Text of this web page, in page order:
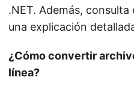
.NET. Además, consulta
una explicación
¿Cómo convertir
línea?